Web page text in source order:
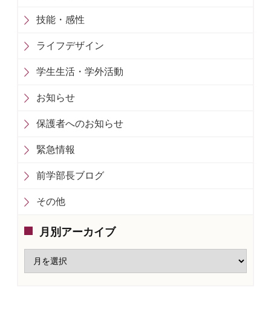
技能・感性
ライフデザイン
学生生活・学外活動
お知らせ
保護者へのお知らせ
緊急情報
前学部長ブログ
その他
月別アーカイブ